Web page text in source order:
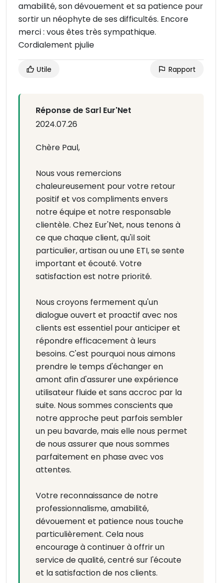
amabilité, son dévouement et sa patience pour
sortir un néophyte de ses difficultés. Encore
merci : vous êtes très sympathique.
Cordialement pjulie
Utile Rapport
Réponse de Sarl Eur'Net
2024.07.26
Chère Paul,
Nous vous remercions
chaleureusement pour votre retour
positif et vos compliments envers
notre équipe et notre responsable
clientèle. Chez Eur'Net, nous tenons à
ce que chaque client, qu'il soit
particulier, artisan ou une ETI, se sente
important et écouté. Votre
satisfaction est notre priorité.
Nous croyons fermement qu'un
dialogue ouvert et proactif avec nos
clients est essentiel pour anticiper et
répondre efficacement à leurs
besoins. C'est pourquoi nous aimons
prendre le temps d'échanger en
amont afin d'assurer une expérience
utilisateur fluide et sans accroc par la
suite. Nous sommes conscients que
notre approche peut parfois sembler
un peu bavarde, mais elle nous permet
de nous assurer que nous sommes
parfaitement en phase avec vos
attentes.
Votre reconnaissance de notre
professionnalisme, amabilité,
dévouement et patience nous touche
particulièrement. Cela nous
encourage à continuer à offrir un
service de qualité, centré sur l'écoute
et la satisfaction de nos clients.